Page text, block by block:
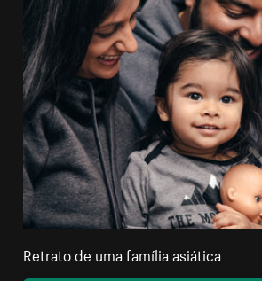
Retrato de uma família asiática